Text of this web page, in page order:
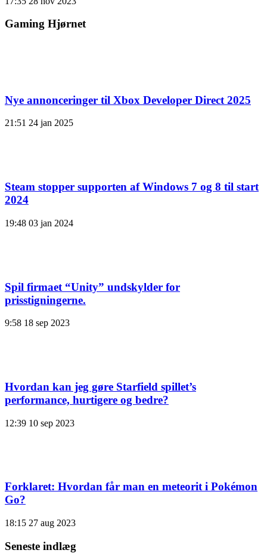
Gaming Hjørnet
Nye annonceringer til Xbox Developer Direct 2025
21:51 24 jan 2025
Steam stopper supporten af ​​Windows 7 og 8 til start
2024
19:48 03 jan 2024
Spil firmaet “Unity” undskylder for
prisstigningerne.
9:58 18 sep 2023
Hvordan kan jeg gøre Starfield spillet’s
performance, hurtigere og bedre?
12:39 10 sep 2023
Forklaret: Hvordan får man en meteorit i Pokémon
Go?
18:15 27 aug 2023
Seneste indlæg